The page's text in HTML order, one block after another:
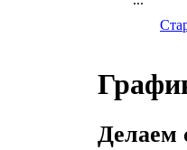
Делаем